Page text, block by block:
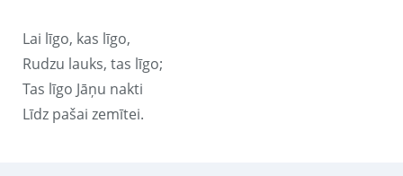
Lai līgo, kas līgo,
Rudzu lauks, tas līgo;
Tas līgo Jāņu nakti
Līdz pašai zemītei.